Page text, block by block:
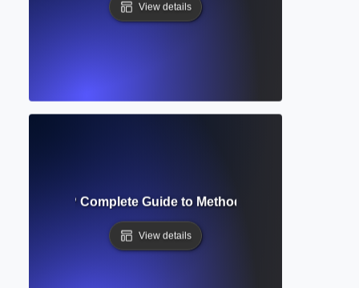
View details
Research? Complete Guide to Methods, Data Collection
View details